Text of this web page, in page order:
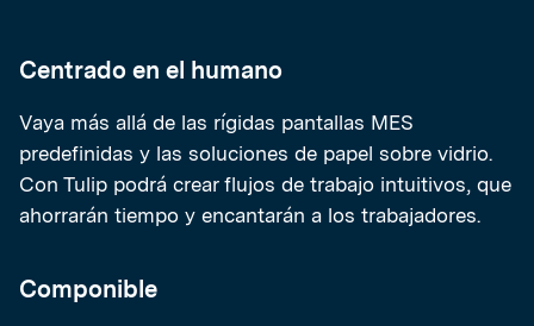
Centrado en el humano
Vaya más allá de las rígidas pantallas MES
predefinidas y las soluciones de papel sobre vidrio.
Con Tulip podrá crear flujos de trabajo intuitivos, que
ahorrarán tiempo y encantarán a los trabajadores.
Componible